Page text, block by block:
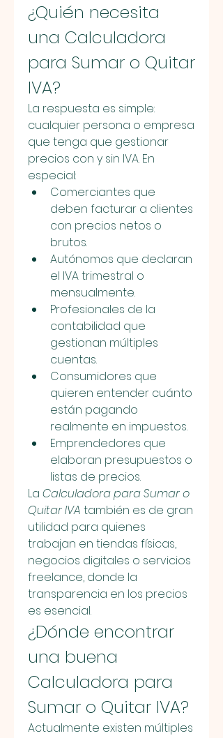
¿Quién necesita
una Calculadora
para Sumar o Quitar
IVA?
La respuesta es simple:
cualquier persona o empresa
que tenga que gestionar
precios con y sin IVA. En
especial:
Comerciantes que
deben facturar a clientes
con precios netos o
brutos.
Autónomos que declaran
el IVA trimestral o
mensualmente.
Profesionales de la
contabilidad que
gestionan múltiples
cuentas.
Consumidores que
quieren entender cuánto
están pagando
realmente en impuestos.
Emprendedores que
elaboran presupuestos o
listas de precios.
La Calculadora para Sumar o
Quitar IVA también es de gran
utilidad para quienes
trabajan en tiendas físicas,
negocios digitales o servicios
freelance, donde la
transparencia en los precios
es esencial.
¿Dónde encontrar
una buena
Calculadora para
Sumar o Quitar IVA?
Actualmente existen múltiples